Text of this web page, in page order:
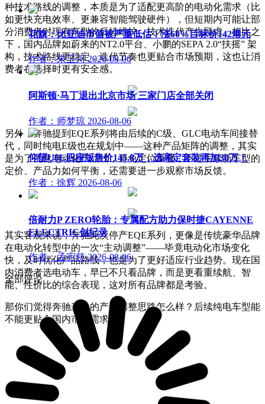
种技术路线的调整，本质是为了适配更高阶的电动化需求（比
如更快充电效率、更兼容智能驾驶硬件），但短期内可能让部
分消费者对现有车型的后续维护、技术迭代产生顾虑。相比之
下，国内品牌如蔚来的NT2.0平台、小鹏的SEPA 2.0“扶摇” 架
构，技术路线更稳定，迭代节奏也更贴合市场预期，这也让消
费者在选择时更有安全感。
另外，奔驰提到EQE系列将由后续的C级、GLC电动车间接替
代，同时纯电E级也在规划中——这种产品矩阵的调整，其实
是为了优化电动化产品线，避免定位重叠，不过后续新车型的
定价、产品力如何平衡，还需要进一步观察市场反馈。
其实客观来说，奔驰此次停产EQE系列，更像是传统豪华品牌
在电动化转型中的一次“主动调整”——毕竟电动化市场变化
快，及时优化产品路线，也是为了更好适应行业趋势。现在国
内消费者选电动车，早已不只看品牌，而是更看重续航、智
能、性价比的综合表现，这对所有品牌都是考验。
那你们觉得奔驰这次的产品调整思路怎么样？后续纯电车型能
不能更贴合国内市场需求？
花旗：比亚迪市值被严重低估！涨60%目标价142港元
作者：朱玉川 2026-08-06
阿斯顿·马丁退出北京市场 三家门店全部关闭
作者：师梦琼 2026-08-06
仰望U8L四座版售价145.8万，选高定套装再加30万！
作者：徐辉 2026-08-06
倍耐力P ZERO轮胎：专属配方助力保时捷CAYENNE
ELECTRIC创纪录
作者：孟宪慈 2026-08-06
全部评论